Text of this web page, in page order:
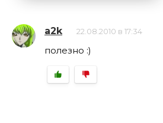
a2k 22.08.2010 в 17:34
полезно :)